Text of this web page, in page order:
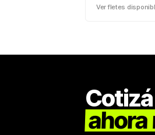
Ver fletes